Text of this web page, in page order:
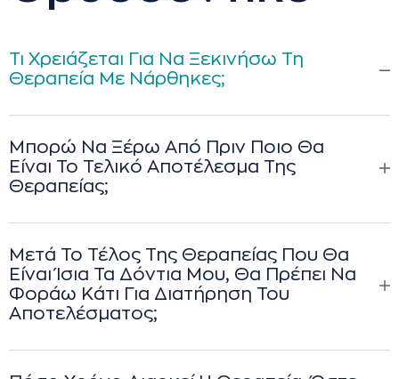
Τι Χρειάζεται Για Να Ξεκινήσω Τη
Θεραπεία Με Νάρθηκες;
Μπορώ Να Ξέρω Από Πριν Ποιο Θα
Είναι Το Τελικό Αποτέλεσμα Της
Θεραπείας;
Μετά Το Τέλος Της Θεραπείας Που Θα
Είναι Ίσια Τα Δόντια Μου, Θα Πρέπει Να
Φοράω Κάτι Για Διατήρηση Του
Αποτελέσματος;